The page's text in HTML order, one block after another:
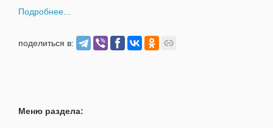
Подробнее...
поделиться в:
Меню раздела: